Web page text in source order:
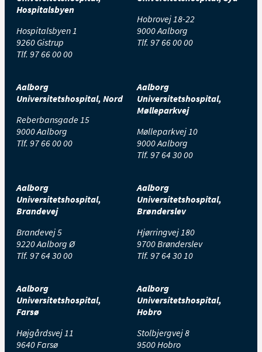
Hospitalsbyen
Hospitalsbyen 1
9260 Gistrup
Tlf. 97 66 00 00
Hobrovej 18-22
9000 Aalborg
Tlf. 97 66 00 00
Aalborg
Universitetshospital, Nord
Reberbansgade 15
9000 Aalborg
Tlf. 97 66 00 00
Aalborg
Universitetshospital,
Mølleparkvej
Mølleparkvej 10
9000 Aalborg
Tlf. 97 64 30 00
Aalborg
Universitetshospital,
Brandevej
Brandevej 5
9220 Aalborg Ø
Tlf. 97 64 30 00
Aalborg
Universitetshospital,
Brønderslev
Hjørringvej 180
9700 Brønderslev
Tlf. 97 64 30 10
Aalborg
Universitetshospital,
Farsø
Højgårdsvej 11
9640 Farsø
Aalborg
Universitetshospital,
Hobro
Stolbjergvej 8
9500 Hobro